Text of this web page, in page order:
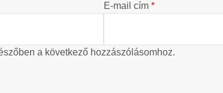
E-mail cím *
a következő hozzászólásomhoz.